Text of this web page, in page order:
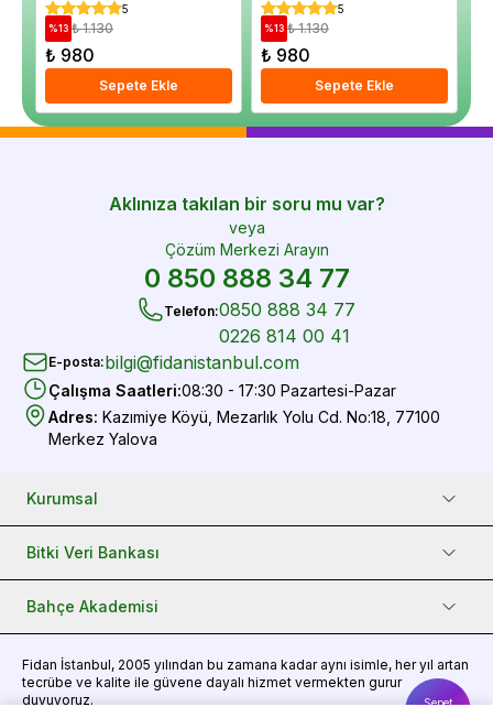
Sepet
5
%13 ₺ 1.130
₺ 980
Sepete Ekle
5
%13 ₺ 1.130
₺ 980
Sepete Ekle
Aklınıza takılan bir soru mu var?
veya
Çözüm Merkezi Arayın
0 850 888 34 77
Telefon:0850 888 34 77
0226 814 00 41
E-posta:bilgi@fidanistanbul.com
Çalışma Saatleri:08:30 - 17:30 Pazartesi-Pazar
Adres: Kazımiye Köyü, Mezarlık Yolu Cd. No:18, 77100
Merkez Yalova
Kurumsal
Bitki Veri Bankası
Bahçe Akademisi
Fidan İstanbul, 2005 yılından bu zamana kadar aynı isimle, her yıl artan
tecrübe ve kalite ile güvene dayalı hizmet vermekten gurur
duyuyoruz.